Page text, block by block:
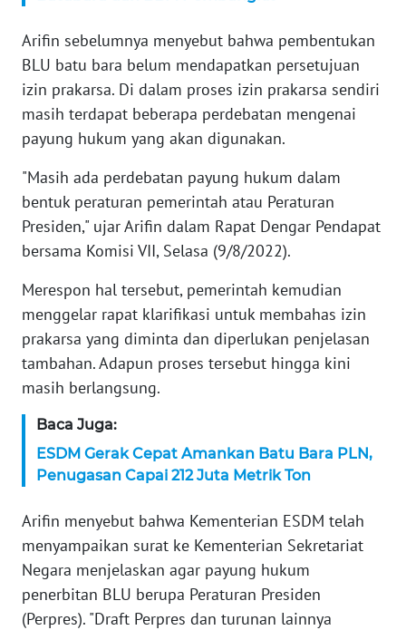
Arifin sebelumnya menyebut bahwa pembentukan
BLU batu bara belum mendapatkan persetujuan
izin prakarsa. Di dalam proses izin prakarsa sendiri
masih terdapat beberapa perdebatan mengenai
payung hukum yang akan digunakan.
"Masih ada perdebatan payung hukum dalam
bentuk peraturan pemerintah atau Peraturan
Presiden," ujar Arifin dalam Rapat Dengar Pendapat
bersama Komisi VII, Selasa (9/8/2022).
Merespon hal tersebut, pemerintah kemudian
menggelar rapat klarifikasi untuk membahas izin
prakarsa yang diminta dan diperlukan penjelasan
tambahan. Adapun proses tersebut hingga kini
masih berlangsung.
Baca Juga:
ESDM Gerak Cepat Amankan Batu Bara PLN,
Penugasan Capai 212 Juta Metrik Ton
Arifin menyebut bahwa Kementerian ESDM telah
menyampaikan surat ke Kementerian Sekretariat
Negara menjelaskan agar payung hukum
penerbitan BLU berupa Peraturan Presiden
(Perpres). "Draft Perpres dan turunan lainnya
JAKARTA
WN
JABAR
BANTEN
WN
NTT
WN
KEPRI
WN
PAPUA
WN
PAPUA
BARAT
WN
RIAU
WN
SERAMBI